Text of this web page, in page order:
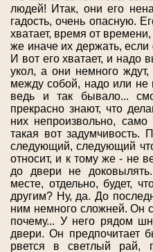
людей! Итак, они его
гадость, очень опасную.
хватает, время от
же иначе их держать, если
И вот его хватает, и надо
укол, а они немного ждут,
между собой, надо или не
ведь и так бывало...
прекрасно знают, что
них непроизвольно, само
такая вот задумчивость.
следующий, следующий
относит, и к тому же - не
до двери не
месте, отдельно, будет,
другим? Ну, да. До
ним немного сложней. Он
почему... У него рядом
двери. Он предпочитает
рвется в светлый рай,